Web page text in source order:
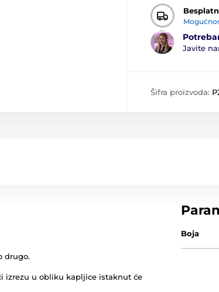
Javite
Šifra proizvoda:
drugo.
izrezu u obliku kapljice istaknut će
Boja